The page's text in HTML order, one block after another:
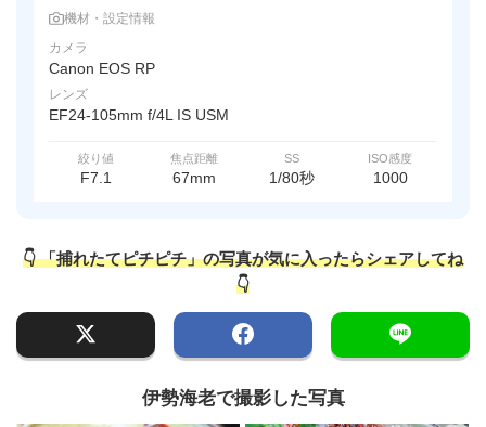
機材・設定情報
カメラ
Canon EOS RP
レンズ
EF24-105mm f/4L IS USM
絞り値
F7.1
焦点距離
67mm
SS
1/80秒
ISO感度
1000
👇 「捕れたてピチピチ」の写真が気に入ったらシェアしてね
👇
伊勢海老で撮影した写真